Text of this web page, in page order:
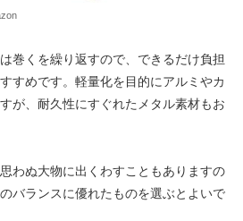
巻くを繰り返すので、できるだけ負担
すめです。軽量化を目的にアルミやカ
が、耐久性にすぐれたメタル素材もお
わぬ大物に出くわすこともありますの
バランスに優れたものを選ぶとよいで